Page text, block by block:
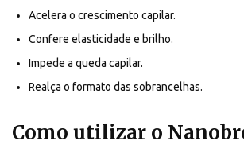
Acelera o crescimento capilar.
Confere elasticidade e brilho.
Impede a queda capilar.
Realça o formato das sobrancelhas.
Como utilizar o